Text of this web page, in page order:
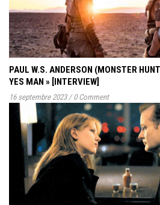
PAUL W.S. ANDERSON (MONSTER
YES MAN » [INTERVIEW]
16 septembre 2023 / 0 Comment